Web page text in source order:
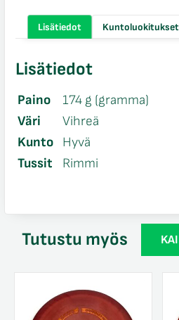
Lisätiedot Kuntoluokitukset
Lisätiedot
Paino
174 g (gramma)
Väri
Vihreä
Kunto
Hyvä
Tussit
Rimmi
Tutustu myös